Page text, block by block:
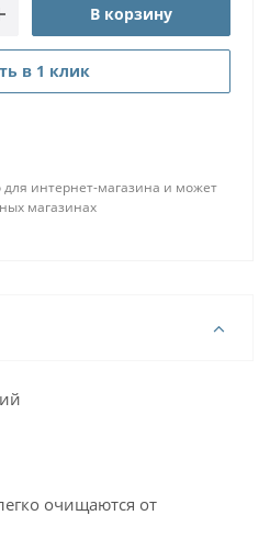
В корзину
в 1 клик
для интернет-магазина и может
магазинах
очищаются от